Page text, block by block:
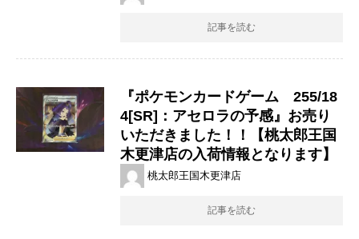
記事を読む
『ポケモンカードゲーム 255/18
4[SR]：アセロラの予感』お売り
いただきました！！【桃太郎王国
木更津店の入荷情報となります】
桃太郎王国木更津店
記事を読む